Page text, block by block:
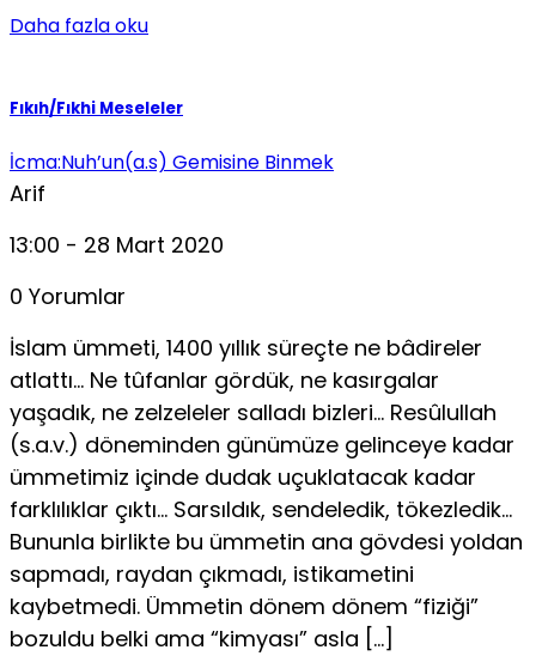
Daha fazla oku
Fıkıh/Fıkhi Meseleler
İcma:Nuh’un(a.s) Gemisine Binmek
Arif
13:00 - 28 Mart 2020
0 Yorumlar
İslam ümmeti, 1400 yıllık süreçte ne bâdireler
atlattı… Ne tûfanlar gördük, ne kasırgalar
yaşadık, ne zelzeleler salladı bizleri… Resûlullah
(s.a.v.) döneminden günümüze gelinceye kadar
ümmetimiz içinde dudak uçuklatacak kadar
farklılıklar çıktı… Sarsıldık, sendeledik, tökezledik…
Bununla birlikte bu ümmetin ana gövdesi yoldan
sapmadı, raydan çıkmadı, istikametini
kaybetmedi. Ümmetin dönem dönem “fiziği”
bozuldu belki ama “kimyası” asla […]